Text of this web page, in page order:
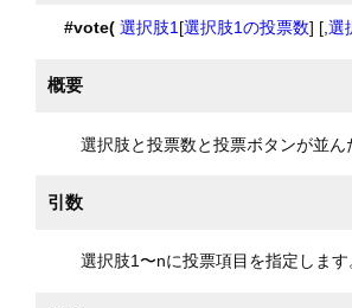
#vote( 選択肢1 [選択肢1の投票数] [, 選
概要
選択肢と投票数と投票ボタンが並ん
引数
選択肢1〜nに投票項目を指定しま